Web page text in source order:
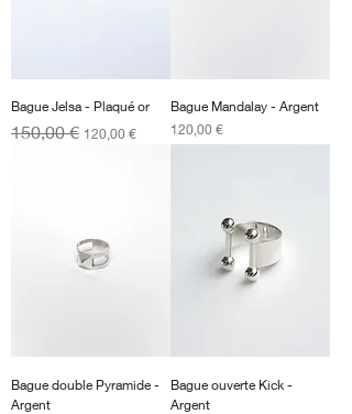
Bague Jelsa - Plaqué or
Prix original
150,00 € Prix promotionnel
120,00 €
Bague Mandalay - Argent
Prix
120,00 €
Bague double Pyramide -
Argent
Bague ouverte Kick -
Argent